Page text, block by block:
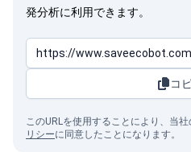
発分析に利用できます。
コ
このURLを使用することにより、当社
リシーに同意したことになります。